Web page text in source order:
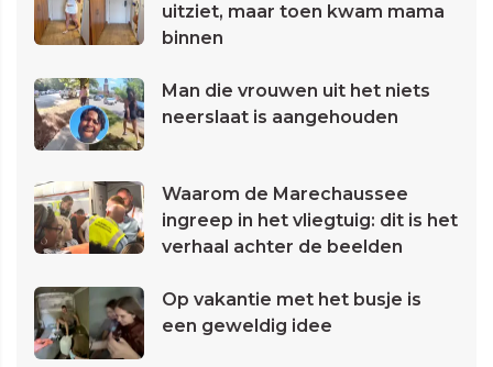
uitziet, maar toen kwam mama
binnen
Man die vrouwen uit het niets
neerslaat is aangehouden
Waarom de Marechaussee
ingreep in het vliegtuig: dit is het
verhaal achter de beelden
Op vakantie met het busje is
een geweldig idee